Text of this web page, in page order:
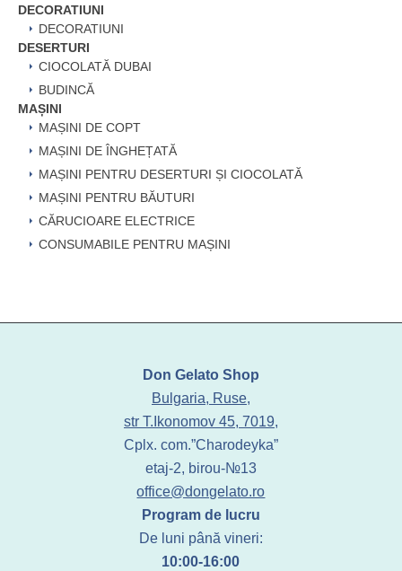
DECORATIUNI
DECORATIUNI
DESERTURI
CIOCOLATĂ DUBAI
BUDINCĂ
MAȘINI
MAȘINI DE COPT
MAȘINI DE ÎNGHEȚATĂ
MAȘINI PENTRU DESERTURI ȘI CIOCOLATĂ
MAȘINI PENTRU BĂUTURI
CĂRUCIOARE ELECTRICE
CONSUMABILE PENTRU MAȘINI
Don Gelato Shop
Bulgaria, Ruse,
str T.Ikonomov 45, 7019,
Cplx. com.”Charodeyka”
etaj-2, birou-№13
office@dongelato.ro
Program de lucru
De luni până vineri:
10:00-16:00